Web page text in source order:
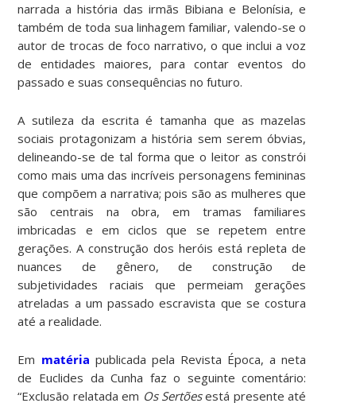
narrada a história das irmãs Bibiana e Belonísia, e
também de toda sua linhagem familiar, valendo-se o
autor de trocas de foco narrativo, o que inclui a voz
de entidades maiores, para contar eventos do
passado e suas consequências no futuro.
A sutileza da escrita é tamanha que as mazelas
sociais protagonizam a história sem serem óbvias,
delineando-se de tal forma que o leitor as constrói
como mais uma das incríveis personagens femininas
que compõem a narrativa; pois são as mulheres que
são centrais na obra, em tramas familiares
imbricadas e em ciclos que se repetem entre
gerações. A construção dos heróis está repleta de
nuances de gênero, de construção de
subjetividades raciais que permeiam gerações
atreladas a um passado escravista que se costura
até a realidade.
Em matéria publicada pela Revista Época, a neta
de Euclides da Cunha faz o seguinte comentário:
“Exclusão relatada em Os Sertõesestá presente até